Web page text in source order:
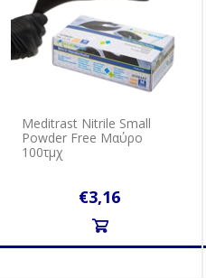
Meditrast Nitrile Small
Powder Free Μαύρο
100τμχ
€3,16